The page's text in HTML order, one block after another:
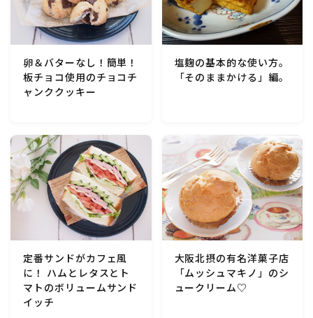
行事食(おせち・ハロウィン・クリスマス・雛祭り・子
供の日・七夕等)
乾物・海藻・麩料理
漬物・ピクルス・保存食・発酵食品
圧力鍋使用の料理
ソース・ドレッシング・たれ・ディップ類
ドリンク・シロップ・ジャム類
卵＆バターなし！簡単！
板チョコ使用のチョコチ
ャンククッキー
塩麹の基本的な使い方。
「そのままかける」編。
定番サンドがカフェ風
に！ ハムとレタスとト
マトのボリュームサンド
イッチ
大阪北摂の有名洋菓子店
「ムッシュマキノ」のシ
ュークリーム♡